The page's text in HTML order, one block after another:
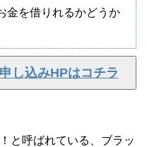
金を借りれるかどうか
し込みHPはコチラ
と呼ばれている、ブラッ